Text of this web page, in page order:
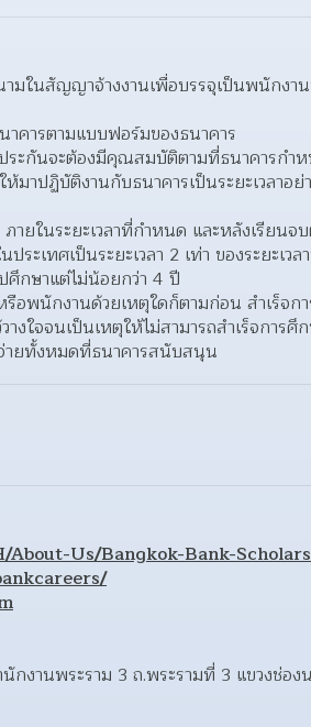
ในสัญญาจ้างงานเพื่อบรรจุเป็นพนักงา
ารตามแบบฟอร์มของธนาคาร
ะกันจะต้องมีคุณสมบัติตามที่ธนาคารกำ
าปฏิบัติงานกับธนาคารเป็นระยะเวลาอ
ยในระยะเวลาที่กำหนด และหลังเรียน
เทศเป็นระยะเวลา 2 เท่า ของระยะเว
ปศึกษาแต่ไม่น้อยกว่า 4 ปี
พนักงานด้วยเหตุใดก็ตามก่อน สำเร็จก
ใจจนเป็นเหตุให้ไม่สามารถสำเร็จการศึ
ายทั้งหมดที่ธนาคารสนับสนุน
Us/Bangkok-Bank-
งานพระราม 3 ถ.พระรามที่ 3 แขวงช่อง